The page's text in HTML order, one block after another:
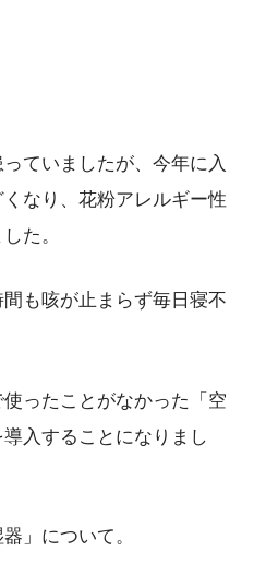
ていましたが、今年に入
なり、花粉アレルギー性
た。
も咳が止まらず毎日寝不
ったことがなかった「空
入することになりまし
」について。